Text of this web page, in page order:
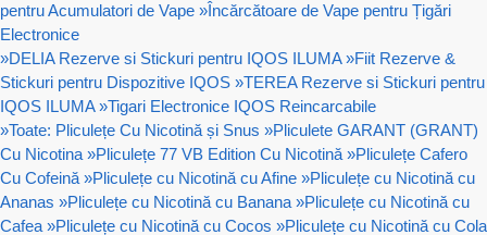
pentru Acumulatori de Vape »Încărcătoare de Vape pentru Țigări
Electronice
»DELIA Rezerve si Stickuri pentru IQOS ILUMA »Fiit Rezerve &
Stickuri pentru Dispozitive IQOS »TEREA Rezerve si Stickuri pentru
IQOS ILUMA »Tigari Electronice IQOS Reincarcabile
»Toate: Pliculețe Cu Nicotină și Snus »Pliculete GARANT (GRANT)
Cu Nicotina »Pliculețe 77 VB Edition Cu Nicotină »Pliculețe Cafero
Cu Cofeină »Pliculețe cu Nicotină cu Afine »Pliculețe cu Nicotină cu
Ananas »Pliculețe cu Nicotină cu Banana »Pliculețe cu Nicotină cu
Cafea »Pliculețe cu Nicotină cu Cocos »Pliculețe cu Nicotină cu Cola